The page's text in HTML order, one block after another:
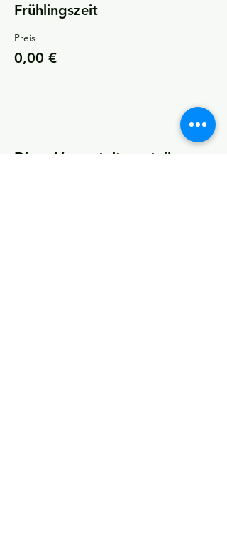
Frühlingszeit
Preis
0,00 €
Diese Veranstaltung teilen